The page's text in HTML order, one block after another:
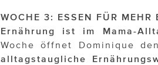
WOCHE 3: ESSEN FÜR MEHR
Ernährung ist im Mama-
Woche öffnet Dominique
alltagstaugliche